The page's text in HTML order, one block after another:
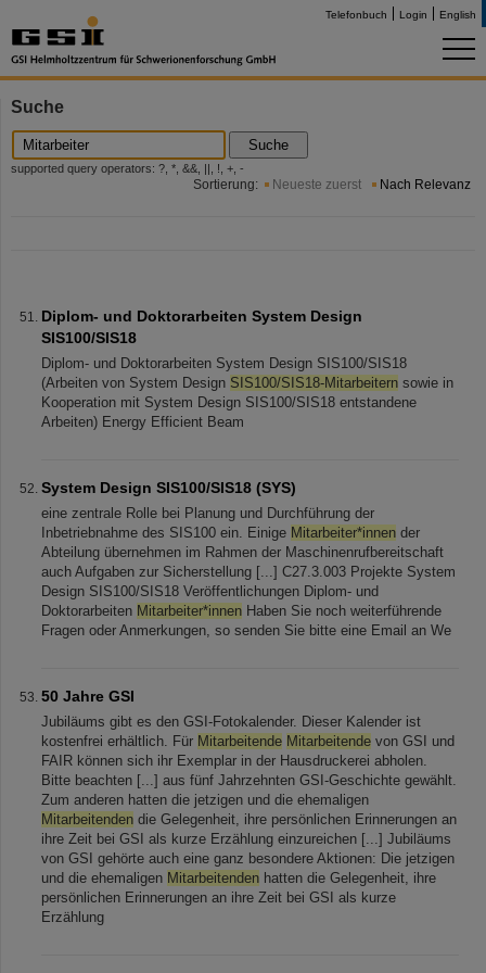
Telefonbuch Login English
Suche
Suche
supported query operators: ?, *, &&, ||, !, +, -
Sortierung: Neueste zuerst Nach Relevanz
Diplom- und Doktorarbeiten System Design
SIS100/SIS18
Diplom- und Doktorarbeiten System Design SIS100/SIS18
(Arbeiten von System Design SIS100/SIS18-Mitarbeitern sowie in
Kooperation mit System Design SIS100/SIS18 entstandene
Arbeiten) Energy Efficient Beam
System Design SIS100/SIS18 (SYS)
eine zentrale Rolle bei Planung und Durchführung der
Inbetriebnahme des SIS100 ein. Einige Mitarbeiter*innen der
Abteilung übernehmen im Rahmen der Maschinenrufbereitschaft
auch Aufgaben zur Sicherstellung [...] C27.3.003 Projekte System
Design SIS100/SIS18 Veröffentlichungen Diplom- und
Doktorarbeiten Mitarbeiter*innen Haben Sie noch weiterführende
Fragen oder Anmerkungen, so senden Sie bitte eine Email an We
50 Jahre GSI
Jubiläums gibt es den GSI-Fotokalender. Dieser Kalender ist
kostenfrei erhältlich. Für Mitarbeitende Mitarbeitende von GSI und
FAIR können sich ihr Exemplar in der Hausdruckerei abholen.
Bitte beachten [...] aus fünf Jahrzehnten GSI-Geschichte gewählt.
Zum anderen hatten die jetzigen und die ehemaligen
Mitarbeitenden die Gelegenheit, ihre persönlichen Erinnerungen an
ihre Zeit bei GSI als kurze Erzählung einzureichen [...] Jubiläums
von GSI gehörte auch eine ganz besondere Aktionen: Die jetzigen
und die ehemaligen Mitarbeitenden hatten die Gelegenheit, ihre
persönlichen Erinnerungen an ihre Zeit bei GSI als kurze
Erzählung